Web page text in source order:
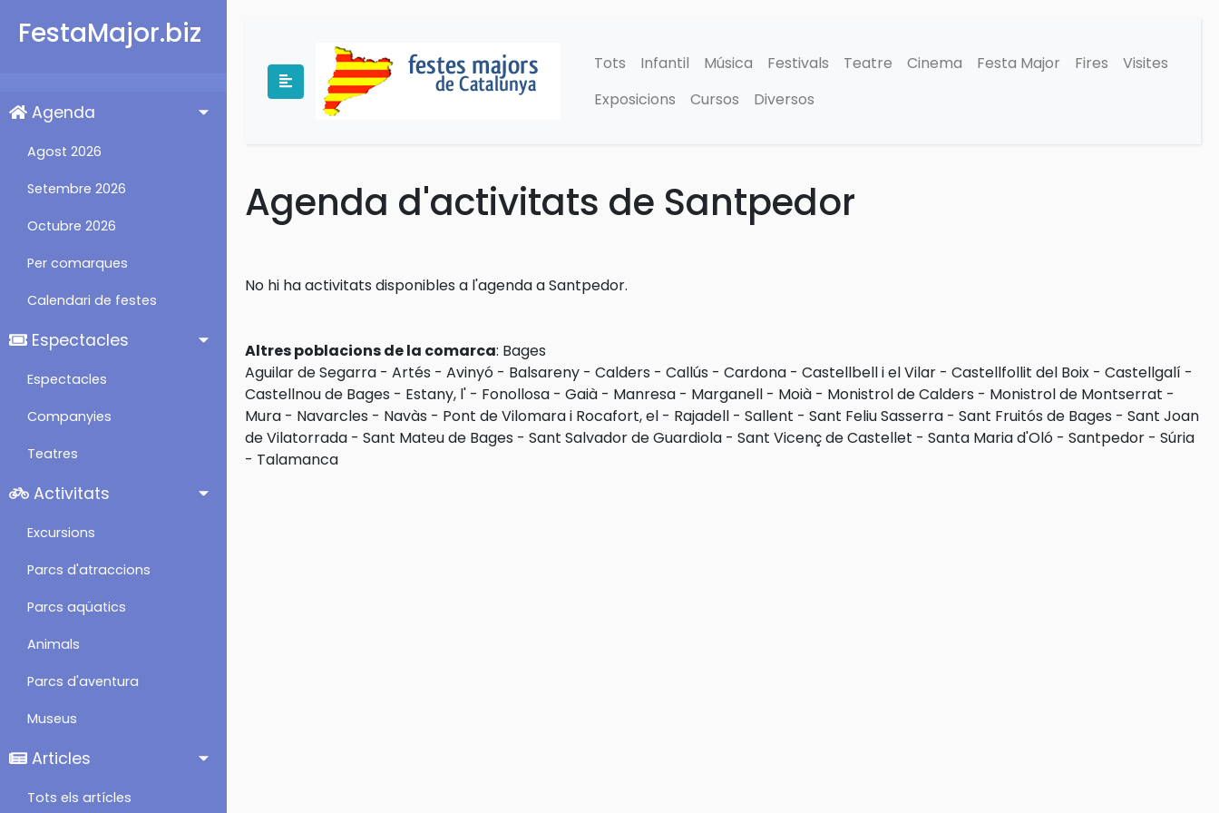
FestaMajor.biz
Agenda
Agost 2026
Setembre 2026
Octubre 2026
Per comarques
Calendari de festes
Espectacles
Espectacles
Companyies
Teatres
Activitats
Excursions
Parcs d'atraccions
Parcs aqüatics
Animals
Parcs d'aventura
Museus
Articles
Tots els artícles
Tots Infantil Música Festivals Teatre Cinema Festa Major Fires
Visites
Exposicions
Cursos Diversos
Agenda d'activitats de Santpedor
No hi ha activitats disponibles a l'agenda a Santpedor.
Altres poblacions de la comarca: Bages
Aguilar de Segarra - Artés - Avinyó - Balsareny - Calders - Callús - Cardona - Castellbell i el Vilar - Castellfollit del Boix - Castellgalí -
Castellnou de Bages - Estany, l' - Fonollosa - Gaià - Manresa - Marganell - Moià - Monistrol de Calders - Monistrol de Montserrat -
Mura - Navarcles - Navàs - Pont de Vilomara i Rocafort, el - Rajadell - Sallent - Sant Feliu Sasserra - Sant Fruitós de Bages - Sant Joan
de Vilatorrada - Sant Mateu de Bages - Sant Salvador de Guardiola - Sant Vicenç de Castellet - Santa Maria d'Oló - Santpedor - Súria
- Talamanca